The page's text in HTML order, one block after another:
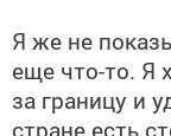
Я же не
еще что-то. Я
за границу и
стране есть